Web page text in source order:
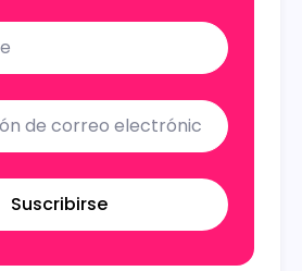
Suscribirse